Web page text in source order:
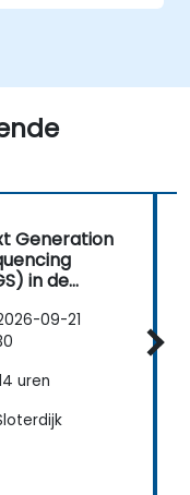
of
toe te
van
Generation
in de
en
09-21
uren